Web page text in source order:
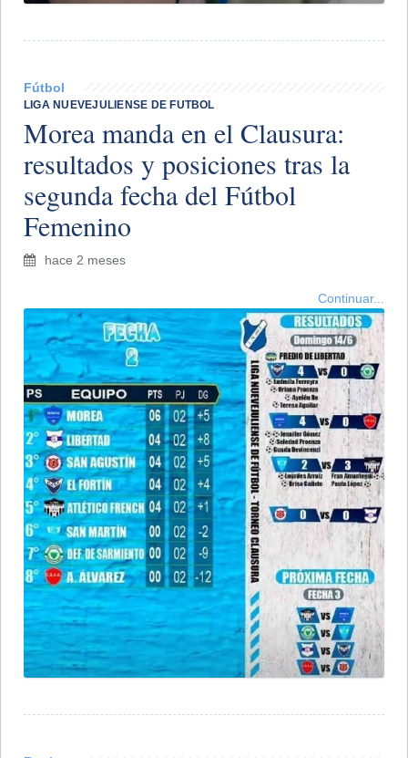
Fútbol
LIGA NUEVEJULIENSE DE FUTBOL
Morea manda en el Clausura:
resultados y posiciones tras la
segunda fecha del Fútbol
Femenino
hace 2 meses
Continuar...